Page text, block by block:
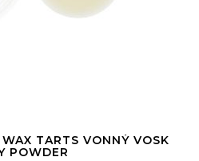
TARTS VONNÝ VOSK
POWDER